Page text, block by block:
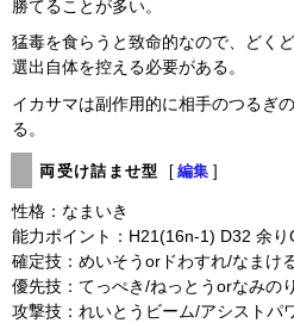
勝てることが多い。
猛毒を食らうと致命的なので、どく
選出自体を控える必要がある。
イカサマは副作用的に相手のつるぎ
る。
両受け詰ませ型 [ 編集 ]
性格：なまいき
能力ポイント：H21(16n-1) D32 余り
確定技：めいそうorドわすれ/なまけ
優先技：てっぺき/ねっとうorなみのり
攻撃技：れいとうビーム/アシストパ